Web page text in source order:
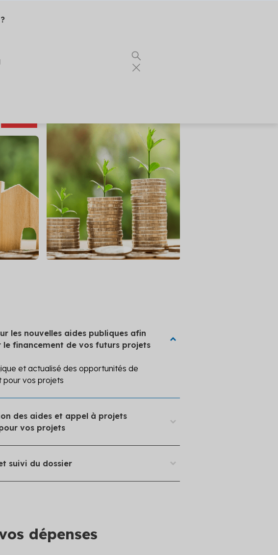
changements législatifs
veille réglementaire
les nouvelles aides publiques afin
le financement de vos futurs projets
et actualisé des opportunités de
pour vos projets
des aides et appel à projets
vos projets
: FEDER
: ADEME, Fonds Chaleur
suivi du dossier
dans les délais impartis
dépenses